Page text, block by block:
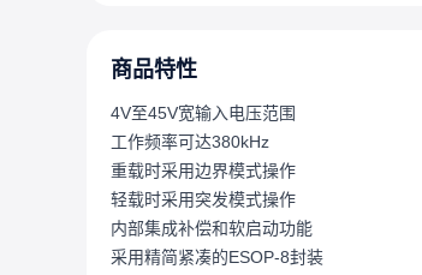
商品特性
4V至45V宽输入电压范围
工作频率可达380kHz
重载时采用边界模式操作
轻载时采用突发模式操作
内部集成补偿和软启动功能
采用精简紧凑的ESOP-8封装